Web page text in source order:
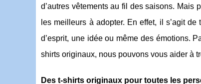
d’autres vêtements au fil des saisons.
les meilleurs à adopter. En effet, il s’agit
d’esprit, une idée ou même des émotions.
shirts originaux, nous pouvons vous aider à
Des t-shirts originaux pour toutes les